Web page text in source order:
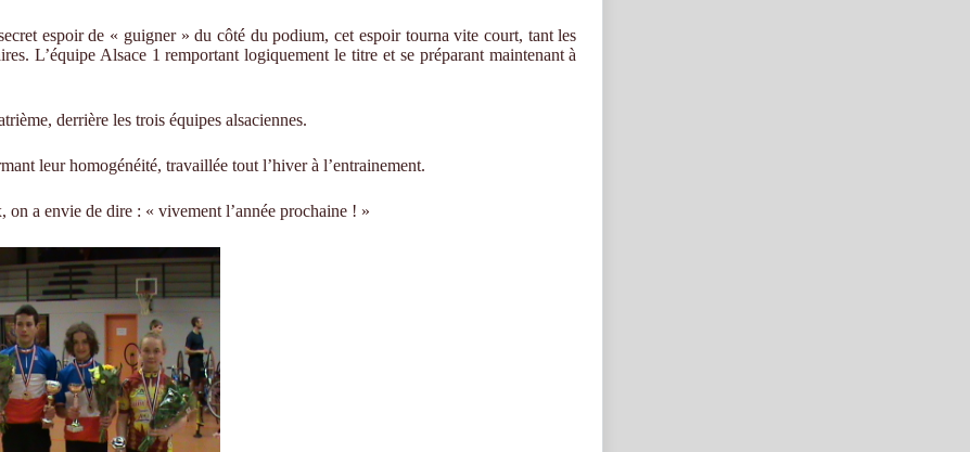
espoir de « guigner » du côté du podium, cet espoir tourna vite court, tant les
L’équipe Alsace 1 remportant logiquement le titre et se préparant maintenant à
derrière les trois équipes alsaciennes.
leur homogénéité, travaillée tout l’hiver à l’entrainement.
on a envie de dire : « vivement l’année prochaine ! »